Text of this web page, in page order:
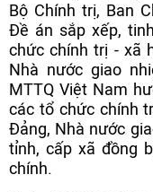
Bộ Chính trị, Ban
Đề án sắp xếp,
chức chính trị - xã
Nhà nước giao
MTTQ Việt Nam
các tổ chức chính
Đảng, Nhà nước
tỉnh, cấp xã đồng
chính.